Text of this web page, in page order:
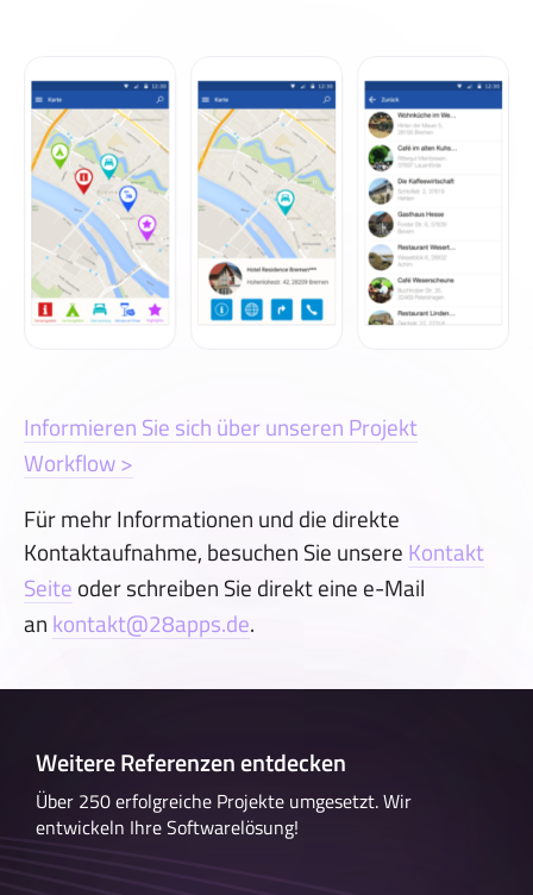
Informieren Sie sich über unseren Projekt
Workflow >
Für mehr Informationen und die direkte
Kontaktaufnahme, besuchen Sie unsere Kontakt
Seite oder schreiben Sie direkt eine e-Mail
an kontakt@28apps.de.
Weitere Referenzen entdecken
Über 250 erfolgreiche Projekte umgesetzt. Wir
entwickeln Ihre Softwarelösung!